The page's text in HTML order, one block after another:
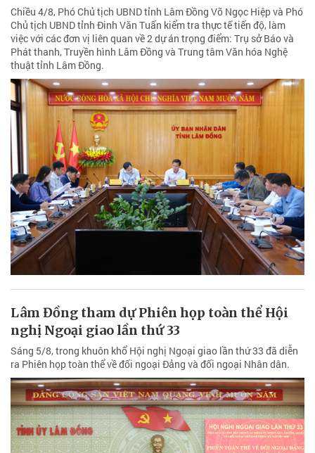
Chiều 4/8, Phó Chủ tịch UBND tỉnh Lâm Đồng Võ Ngọc Hiệp và Phó
Chủ tịch UBND tỉnh Đinh Văn Tuấn kiểm tra thực tế tiến độ, làm
việc với các đơn vị liên quan về 2 dự án trọng điểm: Trụ sở Báo và
Phát thanh, Truyền hình Lâm Đồng và Trung tâm Văn hóa Nghệ
thuật tỉnh Lâm Đồng.
Lâm Đồng tham dự Phiên họp toàn thể Hội
nghị Ngoại giao lần thứ 33
Sáng 5/8, trong khuôn khổ Hội nghị Ngoại giao lần thứ 33 đã diễn
ra Phiên họp toàn thể về đối ngoại Đảng và đối ngoại Nhân dân.